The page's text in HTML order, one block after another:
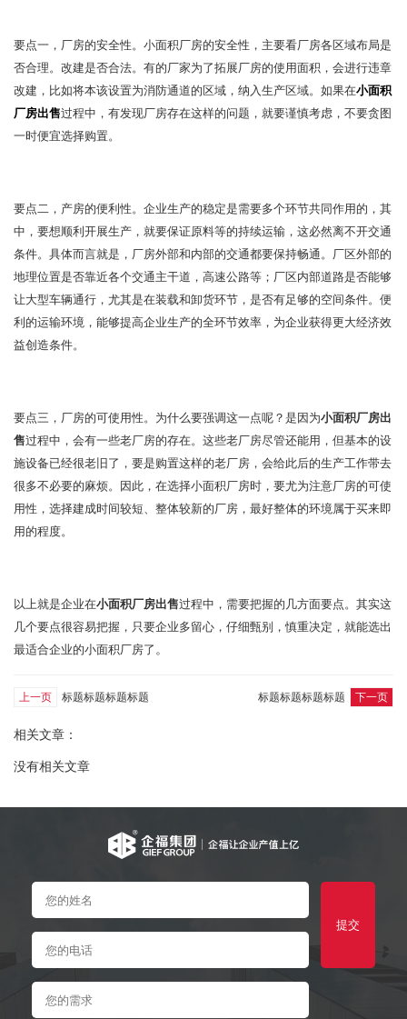
要点一，厂房的安全性。小面积厂房的安全性，主要看厂房各区域布局是
否合理。 改建是否合法。 有的厂家为了拓展厂房的使用面积，会进行违章
改建，比如将本该设置为消防通道的区域，纳入生产区域。 如果在小面积
厂房出售过程中，有发现厂房存在这样的问题，就要谨慎考虑，不要贪图
一时便宜选择购置。
要点二，产房的便利性。企业生产的稳定是需要多个环节共同作用的，其
中，要想顺利开展生产，就要保证原料等的持续运输，这必然离不开交通
条件。具体而言就是，厂房外部和内部的交通都要保持畅通。厂区外部的
地理位置是否靠近各个交通主干道，高速公路等；厂区内部道路是否能够
让大型车辆通行，尤其是在装载和卸货环节，是否有足够的空间条件。便
利的运输环境，能够提高企业生产的全环节效率，为企业获得更大经济效
益创造条件。
要点三，厂房的可使用性。为什么要强调这一点呢？是因为小面积厂房出
售过程中，会有一些老厂房的存在。这些老厂房尽管还能用，但基本的设
施设备已经很老旧了，要是购置这样的老厂房，会给此后的生产工作带去
很多不必要的麻烦。因此，在选择小面积厂房时，要尤为注意厂房的可使
用性，选择建成时间较短、整体较新的厂房，最好整体的环境属于买来即
用的程度。
以上就是企业在小面积厂房出售过程中，需要把握的几方面要点。其实这
几个要点很容易把握，只要企业多留心，仔细甄别，慎重决定，就能选出
最适合企业的小面积厂房了 。
上一页 标题标题标题标题 标题标题标题标题 下一页
相关文章：
没有相关文章
提交